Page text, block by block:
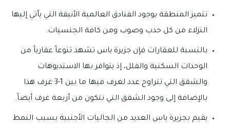
تتميز المنطقة بوجود الفنادق العالمية الأنيقة التي يأتي إليها
النزلاء من كل حدب وصوب ومن كافة الجنسيات.
بالنسبة للعقارات فإن جزيرة ياس تشهد تنوعاً عقارياً من
الوحدات السكنية والفلل، إذ يتوافر بها الاستديوهات
والشقق التي تتراوح عدد لغرف فيها ما بين 1-3 غرف هذا
بالإضافة إلى وجود الشقق التي تتكون من أربعة غرف أيضاً.
يقيم بجزيرة ياس العديد من الجاليات الأجنبية بسبب النمط